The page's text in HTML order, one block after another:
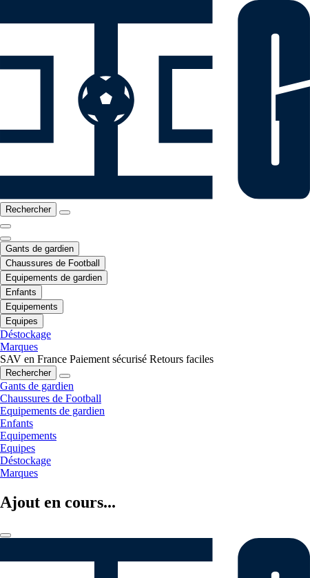
Rechercher
Gants de gardien
Chaussures de Football
Equipements de gardien
Enfants
Equipements
Equipes
Déstockage
Marques
SAV en France Paiement sécurisé Retours faciles
Rechercher
Gants de gardien
Chaussures de Football
Equipements de gardien
Enfants
Equipements
Equipes
Déstockage
Marques
Ajout en cours...